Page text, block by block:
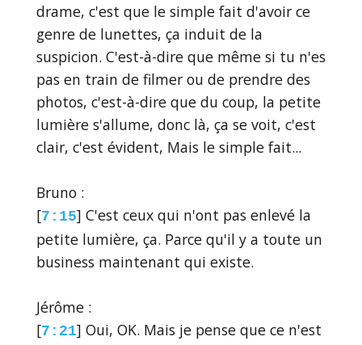
drame, c'est que le simple fait d'avoir ce
genre de lunettes, ça induit de la
suspicion. C'est-à-dire que même si tu n'es
pas en train de filmer ou de prendre des
photos, c'est-à-dire que du coup, la petite
lumière s'allume, donc là, ça se voit, c'est
clair, c'est évident, Mais le simple fait...
Bruno :
[7:15] C'est ceux qui n'ont pas enlevé la
petite lumière, ça. Parce qu'il y a toute un
business maintenant qui existe.
Jérôme :
[7:21] Oui, OK. Mais je pense que ce n'est